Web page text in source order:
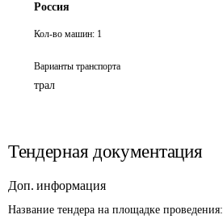
Россия
Кол-во машин: 1
Варианты транспорта
трал
Тендерная документация
Доп. информация
Название тендера на площадке проведения: